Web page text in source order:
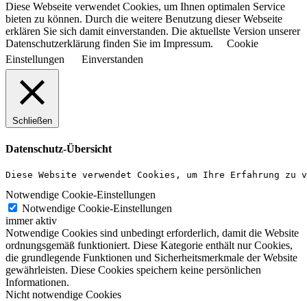
Diese Webseite verwendet Cookies, um Ihnen optimalen Service
bieten zu können. Durch die weitere Benutzung dieser Webseite
erklären Sie sich damit einverstanden. Die aktuellste Version unserer
Datenschutzerklärung finden Sie im Impressum.
Cookie
Einstellungen
Einverstanden
Schließen
Datenschutz-Übersicht
Diese Website verwendet Cookies, um Ihre Erfahrung
Notwendige Cookie-Einstellungen
Notwendige Cookie-Einstellungen
immer aktiv
Notwendige Cookies sind unbedingt erforderlich, damit die Website
ordnungsgemäß funktioniert. Diese Kategorie enthält nur Cookies,
die grundlegende Funktionen und Sicherheitsmerkmale der Website
gewährleisten. Diese Cookies speichern keine persönlichen
Informationen.
Nicht notwendige Cookies